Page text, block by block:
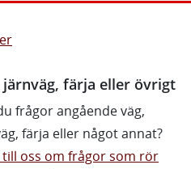
järnväg, färja eller övrigt
frågor angående väg,
färja eller något annat?
till oss om frågor som rör